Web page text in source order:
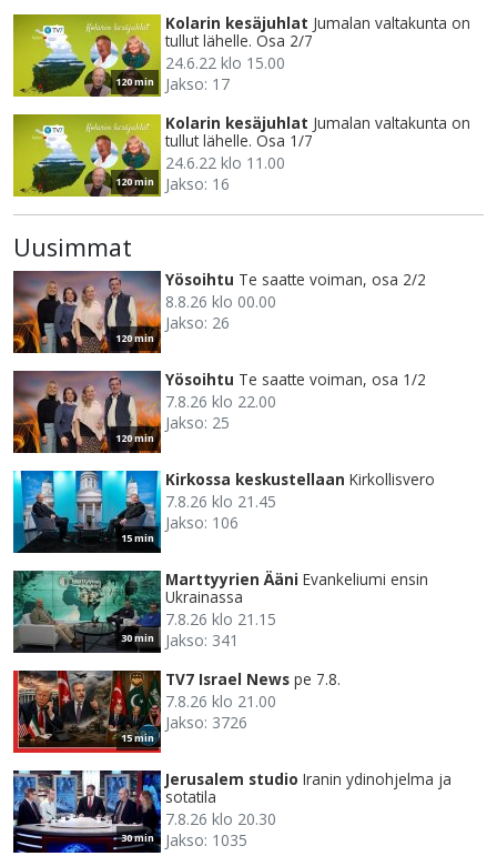
120 min
Kolarin kesäjuhlat Jumalan valtakunta on
tullut lähelle. Osa 2/7
24.6.22 klo 15.00
Jakso: 17
120 min
Kolarin kesäjuhlat Jumalan valtakunta on
tullut lähelle. Osa 1/7
24.6.22 klo 11.00
Jakso: 16
Uusimmat
120 min
Yösoihtu Te saatte voiman, osa 2/2
8.8.26 klo 00.00
Jakso: 26
120 min
Yösoihtu Te saatte voiman, osa 1/2
7.8.26 klo 22.00
Jakso: 25
15 min
Kirkossa keskustellaan Kirkollisvero
7.8.26 klo 21.45
Jakso: 106
30 min
Marttyyrien Ääni Evankeliumi ensin
Ukrainassa
7.8.26 klo 21.15
Jakso: 341
15 min
TV7 Israel News pe 7.8.
7.8.26 klo 21.00
Jakso: 3726
30 min
Jerusalem studio Iranin ydinohjelma ja
sotatila
7.8.26 klo 20.30
Jakso: 1035